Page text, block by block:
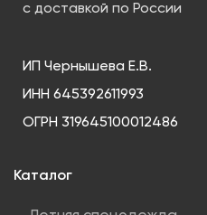
с доставкой по России
ИП Чернышева Е.В.
ИНН 645392611993
ОГРН 319645100012486
Каталог